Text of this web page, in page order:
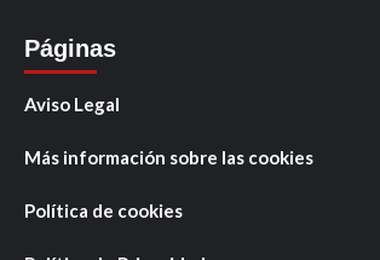
Páginas
Aviso Legal
Más información sobre las cookies
Política de cookies